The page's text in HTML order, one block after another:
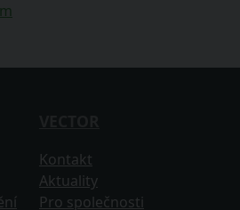
Kontakt
Aktuality
Pro společnosti